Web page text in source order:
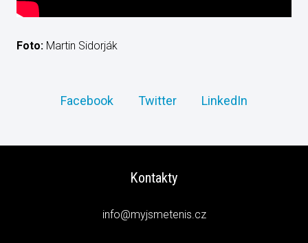
Foto: Martin Sidorják
Facebook Twitter LinkedIn
Kontakty
info@myjsmetenis.cz